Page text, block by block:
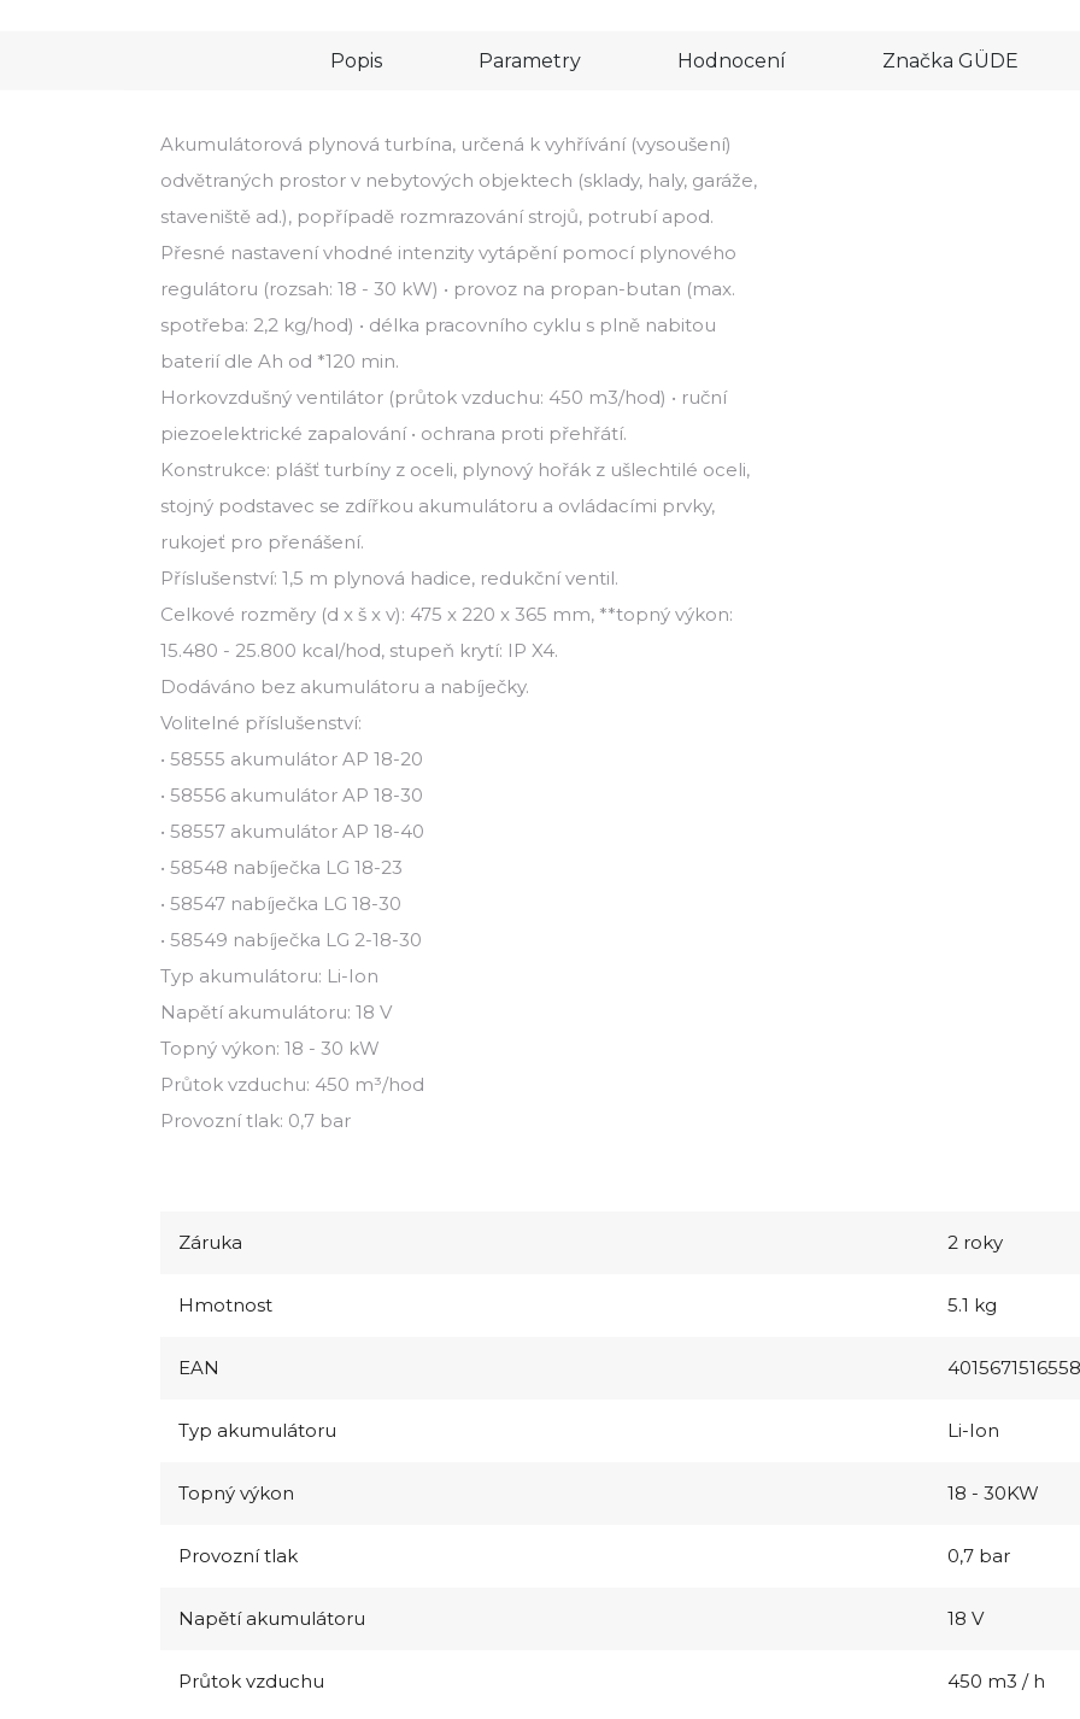
Popis Parametry Hodnocení Značka GÜDE
Akumulátorová plynová turbína, určená k vyhřívání (vysoušení)
odvětraných prostor v nebytových objektech (sklady, haly, garáže,
staveniště ad.), popřípadě rozmrazování strojů, potrubí apod.
Přesné nastavení vhodné intenzity vytápění pomocí plynového
regulátoru (rozsah: 18 - 30 kW) • provoz na propan-butan (max.
spotřeba: 2,2 kg/hod) • délka pracovního cyklu s plně nabitou
baterií dle Ah od *120 min.
Horkovzdušný ventilátor (průtok vzduchu: 450 m3/hod) • ruční
piezoelektrické zapalování • ochrana proti přehřátí.
Konstrukce: plášť turbíny z oceli, plynový hořák z ušlechtilé oceli,
stojný podstavec se zdířkou akumulátoru a ovládacími prvky,
rukojeť pro přenášení.
Příslušenství: 1,5 m plynová hadice, redukční ventil.
Celkové rozměry (d x š x v): 475 x 220 x 365 mm, **topný výkon:
15.480 - 25.800 kcal/hod, stupeň krytí: IP X4.
Dodáváno bez akumulátoru a nabíječky.
Volitelné příslušenství:
• 58555 akumulátor AP 18-20
• 58556 akumulátor AP 18-30
• 58557 akumulátor AP 18-40
• 58548 nabíječka LG 18-23
• 58547 nabíječka LG 18-30
• 58549 nabíječka LG 2-18-30
Typ akumulátoru: Li-Ion
Napětí akumulátoru: 18 V
Topný výkon: 18 - 30 kW
Průtok vzduchu: 450 m³/hod
Provozní tlak: 0,7 bar
Záruka 2 roky
Hmotnost 5.1 kg
EAN 4015671516558
Typ akumulátoru Li-Ion
Topný výkon 18 - 30KW
Provozní tlak 0,7 bar
Napětí akumulátoru 18 V
Průtok vzduchu 450 m3 / h